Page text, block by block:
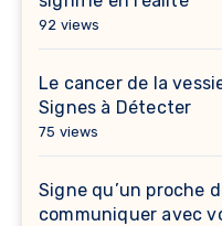
92 views
Le cancer de la
Signes à Détecter
75 views
Signe qu’un proche
communiquer avec